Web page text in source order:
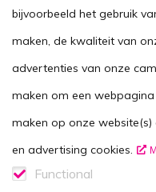
Voor zorgverleners
This website in
Contactgegevens
Vacatures
bijvoorbeeld het gebruik
maken, de kwaliteit van
advertenties van onze
maken om een
maken op onze website(s)
en advertising cookies.
Functional